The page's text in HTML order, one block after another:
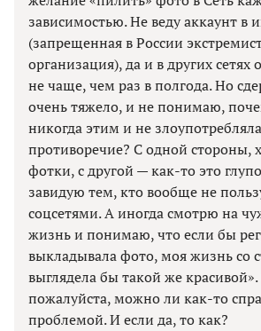
зависимостью. Не веду аккаунт в
(запрещенная в России
организация), да и в других
не чаще, чем раз в полгода. Но
очень тяжело, и не понимаю,
никогда этим и не
противоречие? С одной стороны,
фотки, с другой — как-то это
завидую тем, кто вообще не
соцсетями. А иногда смотрю на
жизнь и понимаю, что если бы
выкладывала фото, моя жизнь со
выглядела бы такой же
пожалуйста, можно ли как-то
проблемой. И если да, то как?